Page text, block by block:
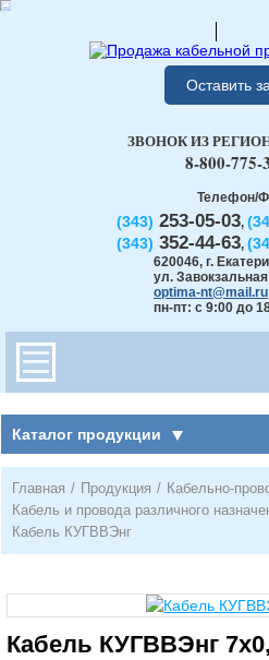
Оставить
Телефон/
(343) 253-05-03,
(343) 352-44-63,
620046, г.
ул.
optima-nt@mail.ru
пн-пт: с 9:00 до
ЗВОНОК ИЗ
8-800-775-
Каталог продукции
Главная / Продукция / Кабельно-
Кабель и провода различного
Кабель КУГВВЭнг
Кабель КУГВВЭнг